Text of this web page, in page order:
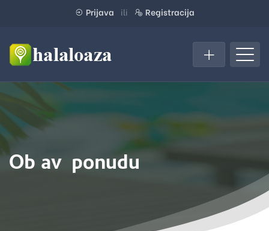
Prijava ili Registracija
Objavi ponudu